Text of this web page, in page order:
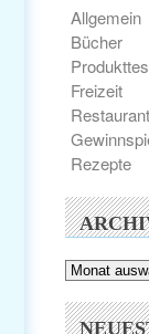
Allgemein
Bücher
Freizeit
Rezepte
Archiv